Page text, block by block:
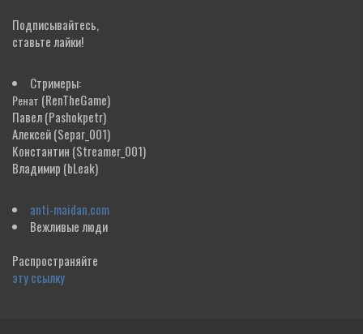
Подписывайтесь,
ставьте лайки!
Стримеры:
Ренат (RenTheGame)
Павел(Pashokpetr)
Алексей(Separ_001)
Константин (Streamer_001)
Владимир (bLeak)
anti-maidan.com
Вежливые люди
Распространяйте
эту ссылку